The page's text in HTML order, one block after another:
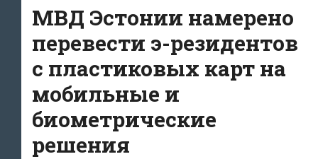
МВД Эстонии намерено
перевести э-резидентов
с пластиковых карт на
мобильные и
биометрические
решения